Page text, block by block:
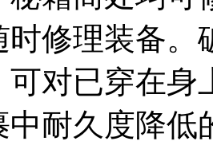
时修理装备。
可对已穿在
中耐久度降低